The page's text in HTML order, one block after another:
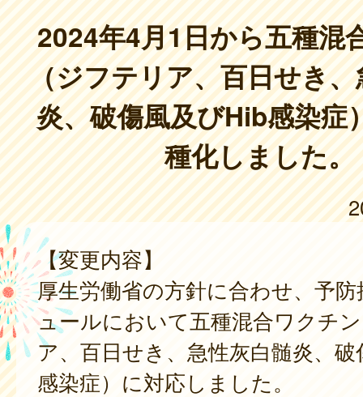
2024年4月1日から五種混
（ジフテリア、百日せき
炎、破傷風及びHib感染症
種化しました。
【変更内容】
厚生労働省の方針に合わせ、予
ュールにおいて五種混合ワクチ
ア、百日せき、急性灰白髄炎、
感染症）に対応しました。